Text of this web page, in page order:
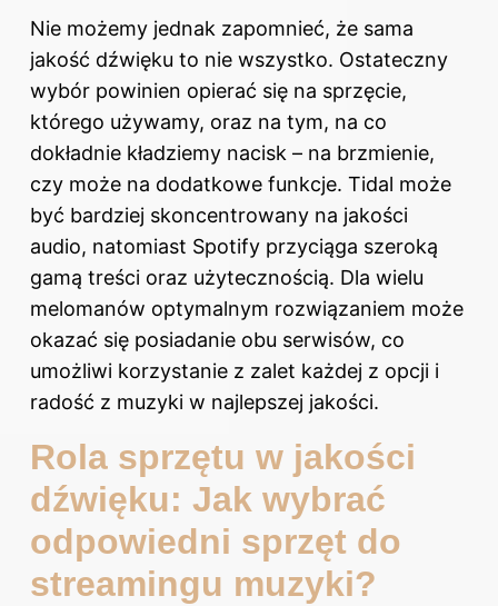
Nie możemy jednak zapomnieć, że sama
jakość dźwięku to nie wszystko. Ostateczny
wybór powinien opierać się na sprzęcie,
którego używamy, oraz na tym, na co
dokładnie kładziemy nacisk – na brzmienie,
czy może na dodatkowe funkcje. Tidal może
być bardziej skoncentrowany na jakości
audio, natomiast Spotify przyciąga szeroką
gamą treści oraz użytecznością. Dla wielu
melomanów optymalnym rozwiązaniem może
okazać się posiadanie obu serwisów, co
umożliwi korzystanie z zalet każdej z opcji i
radość z muzyki w najlepszej jakości.
Rola sprzętu w jakości
dźwięku: Jak wybrać
odpowiedni sprzęt do
streamingu muzyki?